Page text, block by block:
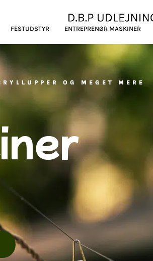
FESTUDSTYR ENTREPRENØR MASKINER
OG MEGET MERE